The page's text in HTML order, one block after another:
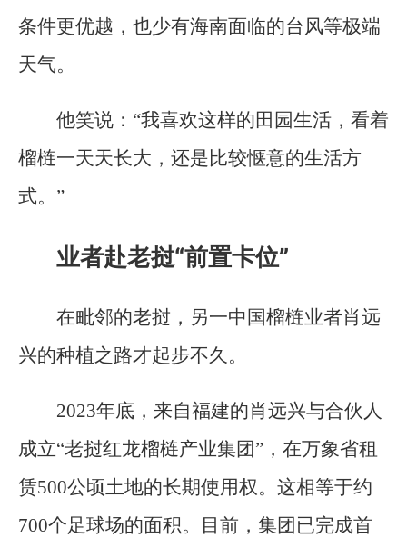
条件更优越，也少有海南面临的台风等极端
天气。
他笑说：“我喜欢这样的田园生活，看着
榴梿一天天长大，还是比较惬意的生活方
式。”
业者赴老挝“前置卡位”
在毗邻的老挝，另一中国榴梿业者肖远
兴的种植之路才起步不久。
2023年底，来自福建的肖远兴与合伙人
成立“老挝红龙榴梿产业集团”，在万象省租
赁500公顷土地的长期使用权。这相等于约
700个足球场的面积。目前，集团已完成首